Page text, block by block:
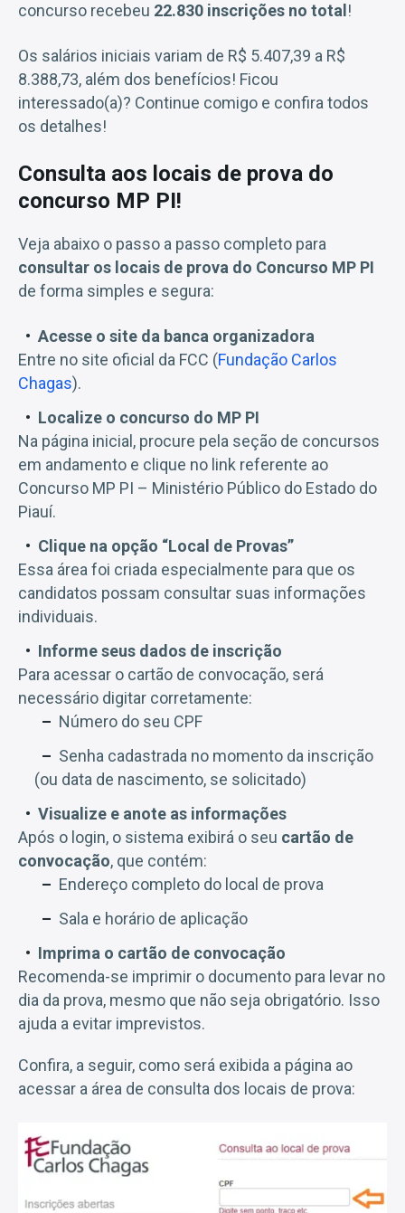
concurso recebeu 22.830 inscrições no total !
Os salários iniciais variam de R$ 5.407,39 a R$
8.388,73, além dos benefícios! Ficou
interessado(a)? Continue comigo e confira todos
os detalhes!
Consulta aos locais de prova do
concurso MP PI!
Veja abaixo o passo a passo completo para
consultar os locais de prova do Concurso MP PI
de forma simples e segura:
Acesse o site da banca organizadora
Entre no site oficial da FCC (Fundação Carlos
Chagas).
Localize o concurso do MP PI
Na página inicial, procure pela seção de concursos
em andamento e clique no link referente ao
Concurso MP PI – Ministério Público do Estado do
Piauí.
Clique na opção “Local de Provas”
Essa área foi criada especialmente para que os
candidatos possam consultar suas informações
individuais.
Informe seus dados de inscrição
Para acessar o cartão de convocação, será
necessário digitar corretamente:
Número do seu CPF
Senha cadastrada no momento da inscrição
(ou data de nascimento, se solicitado)
Visualize e anote as informações
Após o login, o sistema exibirá o seu cartão de
convocação, que contém:
Endereço completo do local de prova
Sala e horário de aplicação
Imprima o cartão de convocação
Recomenda-se imprimir o documento para levar no
dia da prova, mesmo que não seja obrigatório. Isso
ajuda a evitar imprevistos.
Confira, a seguir, como será exibida a página ao
acessar a área de consulta dos locais de prova: